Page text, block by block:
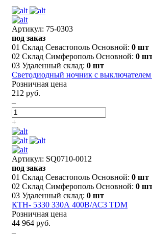
Артикул: 75-0303
под заказ
01 Склад Севастополь Основной: 0 шт
02 Склад Симферополь Основной: 0
03 Удаленный склад: 0 шт
Светодиодный ночник с
Розничная цена
212 руб.
–
+
Артикул: SQ0710-0012
под заказ
01 Склад Севастополь Основной: 0 шт
02 Склад Симферополь Основной: 0
03 Удаленный склад: 0 шт
КТН- 5330 330А 400В/АС3 TDM
Розничная цена
44 964 руб.
–